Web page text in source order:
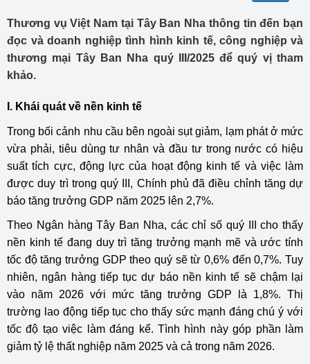
Thương vụ Việt Nam tại Tây Ban Nha thông tin đến bạn
đọc và doanh nghiệp tình hình kinh tế, công nghiệp và
thương mại Tây Ban Nha quý III/2025 để quý vị tham
khảo.
I. Khái quát về nền kinh tế
Trong bối cảnh nhu cầu bên ngoài sụt giảm, lạm phát ở mức
vừa phải, tiêu dùng tư nhân và đầu tư trong nước có hiệu
suất tích cực, động lực của hoạt động kinh tế và việc làm
được duy trì trong quý III, Chính phủ đã điều chỉnh tăng dự
báo tăng trưởng GDP năm 2025 lên 2,7%.
Theo Ngân hàng Tây Ban Nha, các chỉ số quý III cho thấy
nền kinh tế đang duy trì tăng trưởng mạnh mẽ và ước tính
tốc độ tăng trưởng GDP theo quý sẽ từ 0,6% đến 0,7%. Tuy
nhiên, ngân hàng tiếp tục dự báo nền kinh tế sẽ chậm lại
vào năm 2026 với mức tăng trưởng GDP là 1,8%. Thị
trường lao động tiếp tục cho thấy sức mạnh đáng chú ý với
tốc độ tạo việc làm đáng kể. Tình hình này góp phần làm
giảm tỷ lệ thất nghiệp năm 2025 và cả trong năm 2026.